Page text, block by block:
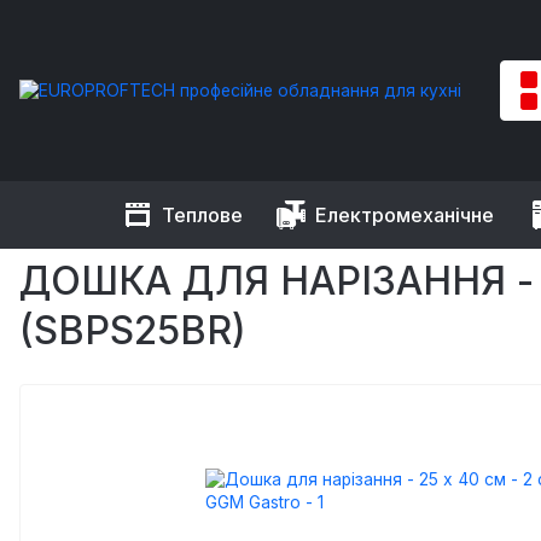
Теплове Електромеханічне
EUROPROFTECH Допоміжне Посуд та інвентар Дошки
ДОШКА ДЛЯ НАРІЗАННЯ -
(SBPS25BR)